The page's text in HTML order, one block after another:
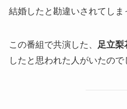
結婚したと勘違いされてしま
この番組で共演した、 足立梨
したと思われた人がいたので